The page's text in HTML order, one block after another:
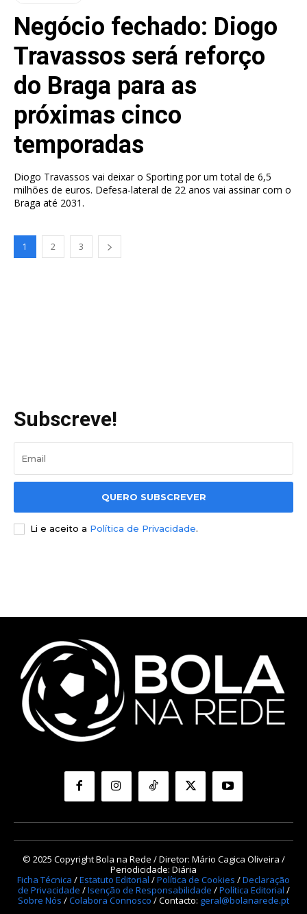
Negócio fechado: Diogo
Travassos será reforço
do Braga para as
próximas cinco
temporadas
Diogo Travassos vai deixar o Sporting por um total de 6,5
milhões de euros. Defesa-lateral de 22 anos vai assinar com o
Braga até 2031.
1 2 3
Subscreve!
QUERO SUBSCREVER
Li e aceito a Política de Privacidade.
© 2025 Copyright Bola na Rede / Diretor: Mário Cagica Oliveira /
Periodicidade: Diária
Ficha Técnica /Estatuto Editorial /Política de Cookies /Declaração
de Privacidade /Isenção de Responsabilidade /Política Editorial /
Sobre Nós /Colabora Connosco / Contacto: geral@bolanarede.pt